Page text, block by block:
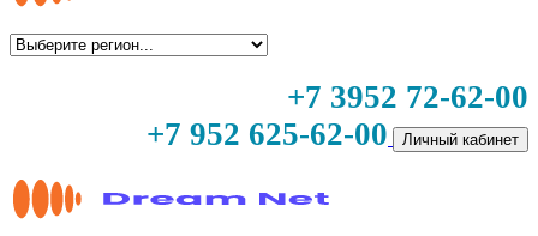
+7 3952 72-62-00
+7 952 625-62-00
Личный кабинет